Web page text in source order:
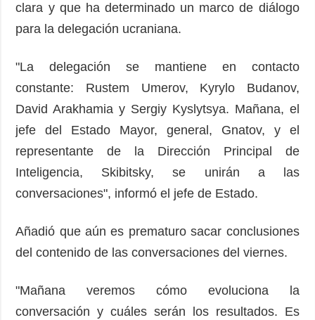
clara y que ha determinado un marco de diálogo
para la delegación ucraniana.
"La delegación se mantiene en contacto
constante: Rustem Umerov, Kyrylo Budanov,
David Arakhamia y Sergiy Kyslytsya. Mañana, el
jefe del Estado Mayor, general, Gnatov, y el
representante de la Dirección Principal de
Inteligencia, Skibitsky, se unirán a las
conversaciones", informó el jefe de Estado.
Añadió que aún es prematuro sacar conclusiones
del contenido de las conversaciones del viernes.
"Mañana veremos cómo evoluciona la
conversación y cuáles serán los resultados. Es